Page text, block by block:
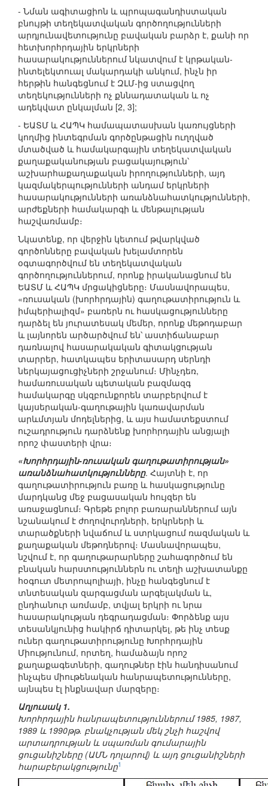
- Նման ագիտացիոն և պրոպագանդիստական
բնույթի տեղեկատվական գործողությունների
արդյունավետությունը բավական բարձր է, քանի որ
հետխորհրդային երկրների
հասարակություններում նկատվում է կրթական-
ինտելեկտուալ մակարդակի անկում, ինչն իր
հերթին հանգեցնում է ԶԼՄ-ից ստացվող
տեղեկությունների ոչ քննադատական և ոչ
ադեկվատ ընկալման [2, 3];
- ԵԱՏՄ և ՀԱՊԿ համապատասխան կառույցների
կողմից ինտեգրման գործընթացին ուղղված
մտածված և համակարգային տեղեկատվական
քաղաքականության բացակայություն՝
աշխարհաքաղաքական իրողությունների, այդ
կազմակերպությունների անդամ երկրների
հասարակությունների առանձնահատկությունների,
արժեքների համակարգի և մենթալության
հաշվառմամբ։
Նկատենք, որ վերջին կետում թվարկված
գործոնները բավական խելամտորեն
օգտագործվում են տեղեկատվական
գործողություններում, որոնք իրականացնում են
ԵԱՏՄ և ՀԱՊԿ մրցակիցները։ Մասնավորապես,
«ռուսական (խորհրդային) գաղութատիրություն և
իմպերիալիզմ» բառերն ու հասկացությունները
դարձել են յուրատեսակ մեմեր, որոնք մեթոդաբար
և լայնորեն արծարծվում են՝ աստիճանաբար
դառնալով հասարակական գիտակցության
տարրեր, հատկապես երիտասարդ սերնդի
ներկայացուցիչների շրջանում։ Մինչդեռ,
համառուսական պետական բազմազգ
համակարգը սկզբունքորեն տարբերվում է
կայսերական-գաղութային կառավարման
արևմտյան մոդելներից, և այս համատեքստում
ուշադրություն դարձնենք խորհրդային անցյալի
որոշ փաստերի վրա։
«Խորհրդային-ռուսական գաղութատիրության»
առանձնահատկությունները. Հայտնի է, որ
գաղութատիրություն բառը և հասկացությունը
մարդկանց մեջ բացասական հույզեր են
առաջացնում։ Գրեթե բոլոր բառարաններում այն
նշանակում է ժողովուրդների, երկրների և
տարածքների նվաճում և ստրկացում ռազմական և
քաղաքական մեթոդներով։ Մասնավորապես,
նշվում է, որ գաղութարարները շահագործում են
բնական հարստություններն ու տեղի աշխատանքը
հօգուտ մետրոպոլիայի, ինչը հանգեցնում է
տնտեսական զարգացման արգելակման և,
ընդհանուր առմամբ, տվյալ երկրի ու նրա
հասարակության դեգրադացման։ Փորձենք այս
տեսանկյունից հակիրճ դիտարկել, թե ինչ տեսք
ուներ գաղութատիրությունը Խորհրդային
Միությունում, որտեղ, համաձայն որոշ
քաղաքագետների, գաղութներ էին հանդիսանում
ինչպես միութենական հանրապետությունները,
այնպես էլ ինքնավար մարզերը։
Աղյուսակ 1.
Խորհրդային հանրապետություններում 1985, 1987,
1989 և 1990թթ. բնակչության մեկ շնչի հաշվով
արտադրության և սպառման գումարային
ցուցանիշները (ԱՄՆ դոլարով) և այդ ցուցանիշների
հարաբերակցությունը1